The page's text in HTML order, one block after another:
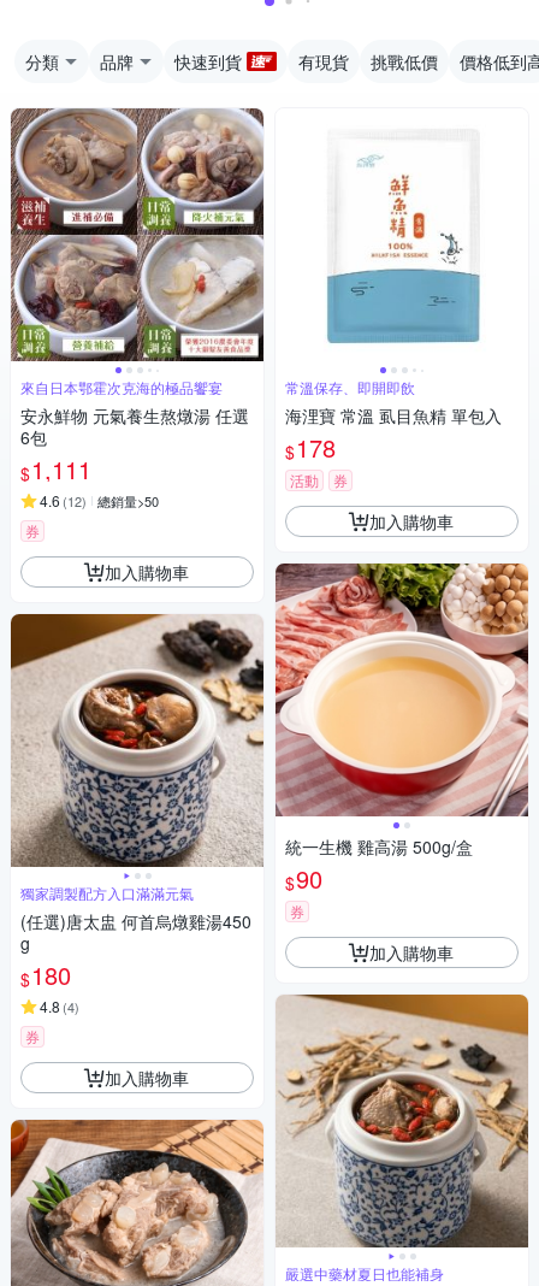
分類 品牌 快速到貨 有現貨 挑戰低價 價格低到
來自日本鄂霍次克海的極品饗宴
安永鮮物 元氣養生熬燉湯 任選
6包
$1,111
4.6 (12) 總銷量>50
券
加入購物車
獨家調製配方入口滿滿元氣
(任選)唐太盅 何首烏燉雞湯450
g
$180
4.8 (4)
券
加入購物車
常溫保存、即開即飲
海浬寶 常溫 虱目魚精 單包入
$178
活動 券
加入購物車
統一生機 雞高湯 500g/盒
$90
券
加入購物車
嚴選中藥材夏日也能補身